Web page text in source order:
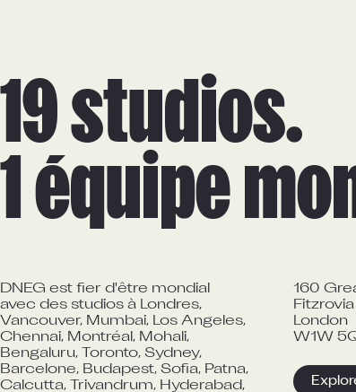
19 studios.
1 équipe
DNEG est fier d'être mondial
avec des studios à Londres,
Vancouver, Mumbai, Los Angeles,
Chennai, Montréal, Mohali,
Bengaluru, Toronto, Sydney,
Barcelone, Budapest, Sofia, Patna,
Calcutta, Trivandrum, Hyderabad,
160
Fitzrovia
London
W1W